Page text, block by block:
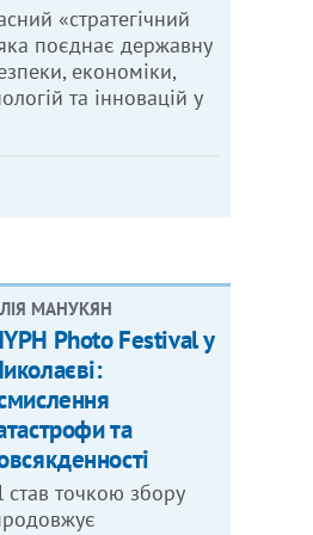
«стратегічний
поєднає державну
економіки,
та інновацій у
МАНУКЯН
Photo Festival у
та
точкою збору